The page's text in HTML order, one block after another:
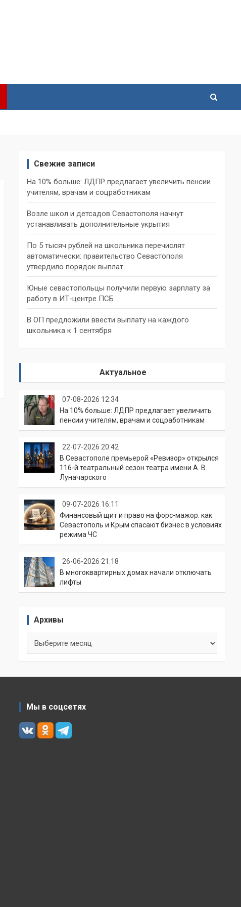
Свежие записи
На 10% больше: ЛДПР предлагает увеличить пенсии
учителям, врачам и соцработникам
Возле школ и детсадов Севастополя начнут
устанавливать дополнительные укрытия
По 5 тысяч рублей на школьника перечислят
автоматически: правительство Севастополя
утвердило порядок выплат
Юные севастопольцы получили первую зарплату за
работу в ИТ-центре ПСБ
В ОП предложили ввести выплату на каждого
школьника к 1 сентября
Актуальное
07-08-2026 12:34
На 10% больше: ЛДПР предлагает увеличить
пенсии учителям, врачам и соцработникам
22-07-2026 20:42
В Севастополе премьерой «Ревизор» открылся
116-й театральный сезон театра имени А. В.
Луначарского
09-07-2026 16:11
Финансовый щит и право на форс-мажор: как
Севастополь и Крым спасают бизнес в условиях
режима ЧС
26-06-2026 21:18
В многоквартирных домах начали отключать
лифты
Архивы
Мы в соцсетях